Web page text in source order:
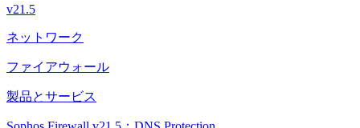
v21.5
ネットワーク
ファイアウォール
製品とサービス